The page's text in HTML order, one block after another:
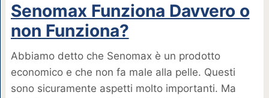
Senomax Funziona Davvero o
non Funziona?
Abbiamo detto che Senomax è un prodotto
economico e che non fa male alla pelle. Questi
sono sicuramente aspetti molto importanti. Ma